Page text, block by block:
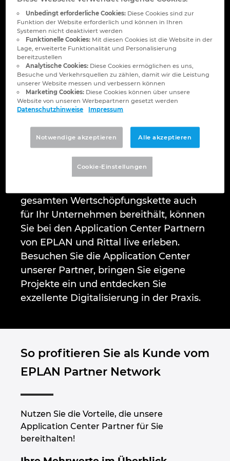
Application Center
Partner
Exzellenten Schaltschrank- und
Schaltanlagenbau live und
interaktiv erleben
über die Bearbeitung bis zur
Verdrahtung: Die Zukunft des
Steuerungs- und Schaltanlagenbaus
findet bereits jetzt statt. Welche
gesamten Wertschöpfungskette auch
für Ihr Unternehmen bereithält, können
Sie bei den Application Center Partnern
von EPLAN und Rittal live erleben.
Besuchen Sie die Application Center
unserer Partner, bringen Sie eigene
Projekte ein und entdecken Sie
exzellente Digitalisierung in der Praxis.
So profitieren Sie als Kunde vom
EPLAN Partner Network
Nutzen Sie die Vorteile, die unsere
Application Center Partner für Sie
bereithalten!
Chile
China
China Taiwan
Dänemark
Deutschland
Griechenland
Großbritannien
Indien
Indonesien
Israel
Italien
Japan
Kanada
Unbedingt erforderliche Cookies:Diese Cookies sind zur
Funktion der Website erforderlich und können in Ihren
Systemen nicht deaktiviert werden
Funktionelle Cookies:Mit diesen Cookies ist die Website in der
Lage, erweiterte Funktionalität und Personalisierung
bereitzustellen
Analytische Cookies:Diese Cookies ermöglichen es uns,
Besuche und Verkehrsquellen zu zählen, damit wir die Leistung
unserer Website messen und verbessern können
Marketing Cookies:Diese Cookies können über unsere
Website von unseren Werbepartnern gesetzt werden
Datenschutzhinweise
Impressum
Notwendige akzeptieren Alle akzeptieren
Cookie-Einstellungen